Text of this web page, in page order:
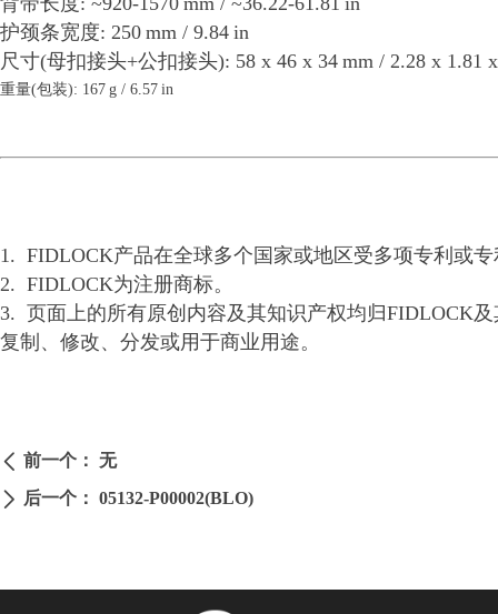
护颈条宽度: 250 mm / 9.84 in
尺寸(母扣接头+公扣接头): 58 x 46 x 34 mm / 2.28 x 1.81
重量(包装): 167 g / 6.57 in
1. FIDLOCK产品在全球多个国家或地区受多项专利或
2. FIDLOCK为注册商标。
3. 页面上的所有原创内容及其知识产权均归FIDLOCK
复制、修改、分发或用于商业用途。
ꄴ 前一个： 无
ꄲ 后一个： 05132-P00002(BLO)